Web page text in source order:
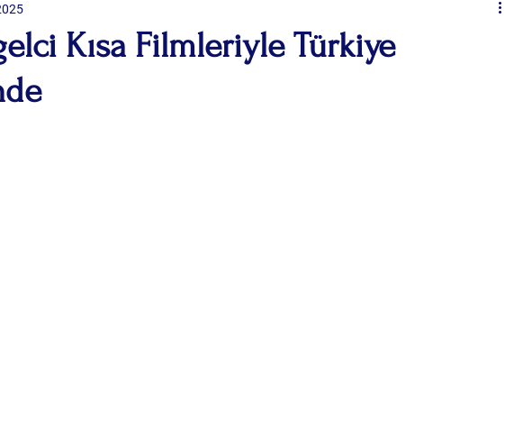
Kısa Filmleriyle Türkiye